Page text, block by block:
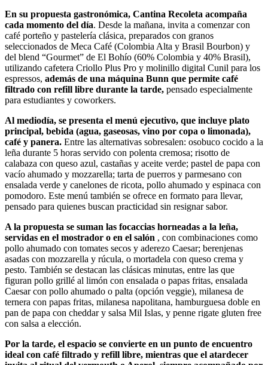
En su propuesta gastronómica, Cantina Recoleta acompaña
cada momento del día. Desde la mañana, invita a comenzar con
café porteño y pastelería clásica, preparados con granos
seleccionados de Meca Café (Colombia Alta y Brasil Bourbon) y
del blend “Gourmet” de El Bohío (60% Colombia y 40% Brasil),
utilizando cafetera Criollo Plus Pro y molinillo digital Cunil para los
espressos, además de una máquina Bunn que permite café
filtrado con refill libre durante la tarde, pensado especialmente
para estudiantes y coworkers.
Al mediodía, se presenta el menú ejecutivo, que incluye plato
principal, bebida (agua, gaseosas, vino por copa o limonada),
café y panera. Entre las alternativas sobresalen: osobuco cocido a la
leña durante 5 horas servido con polenta cremosa; risotto de
calabaza con queso azul, castañas y aceite verde; pastel de papa con
vacío ahumado y mozzarella; tarta de puerros y parmesano con
ensalada verde y canelones de ricota, pollo ahumado y espinaca con
pomodoro. Este menú también se ofrece en formato para llevar,
pensado para quienes buscan practicidad sin resignar sabor.
A la propuesta se suman las focaccias horneadas a la leña,
servidas en el mostrador o en el salón , con combinaciones como
pollo ahumado con tomates secos y aderezo Caesar; berenjenas
asadas con mozzarella y rúcula, o mortadela con queso crema y
pesto. También se destacan las clásicas minutas, entre las que
figuran pollo grillé al limón con ensalada o papas fritas, ensalada
Caesar con pollo ahumado o palta (opción veggie), milanesa de
ternera con papas fritas, milanesa napolitana, hamburguesa doble en
pan de papa con cheddar y salsa Mil Islas, y penne rigate gluten free
con salsa a elección.
Por la tarde, el espacio se convierte en un punto de encuentro
ideal con café filtrado y refill libre, mientras que el atardecer